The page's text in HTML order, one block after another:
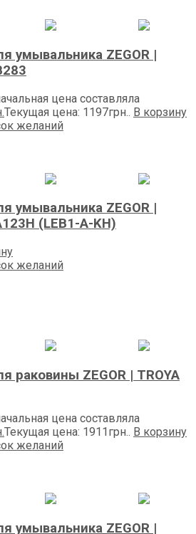
умывальника ZEGOR |
цена составляла
Текущая цена: 1197грн.. В корзину
желаний
умывальника ZEGOR |
(LEB1-A-KH)
желаний
раковины ZEGOR | TROYA
цена составляла
Текущая цена: 1911грн.. В корзину
желаний
умывальника ZEGOR |